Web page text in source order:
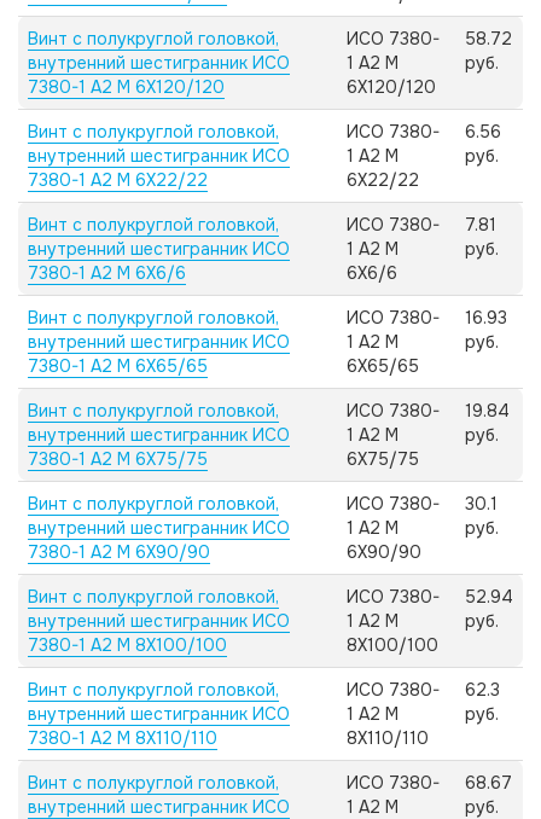
Винт с полукруглой головкой,
внутренний шестигранник ИСО
7380-1 А2 M 6X120/120
ИСО 7380-
1 А2 M
6X120/120
58.72
руб.
Винт с полукруглой головкой,
внутренний шестигранник ИСО
7380-1 А2 M 6X22/22
ИСО 7380-
1 А2 M
6X22/22
6.56
руб.
Винт с полукруглой головкой,
внутренний шестигранник ИСО
7380-1 А2 M 6X6/6
ИСО 7380-
1 А2 M
6X6/6
7.81
руб.
Винт с полукруглой головкой,
внутренний шестигранник ИСО
7380-1 А2 M 6X65/65
ИСО 7380-
1 А2 M
6X65/65
16.93
руб.
Винт с полукруглой головкой,
внутренний шестигранник ИСО
7380-1 А2 M 6X75/75
ИСО 7380-
1 А2 M
6X75/75
19.84
руб.
Винт с полукруглой головкой,
внутренний шестигранник ИСО
7380-1 А2 M 6X90/90
ИСО 7380-
1 А2 M
6X90/90
30.1
руб.
Винт с полукруглой головкой,
внутренний шестигранник ИСО
7380-1 А2 M 8X100/100
ИСО 7380-
1 А2 M
8X100/100
52.94
руб.
Винт с полукруглой головкой,
внутренний шестигранник ИСО
7380-1 А2 M 8X110/110
ИСО 7380-
1 А2 M
8X110/110
62.3
руб.
Винт с полукруглой головкой,
внутренний шестигранник ИСО
ИСО 7380-
1 А2 M
68.67
руб.